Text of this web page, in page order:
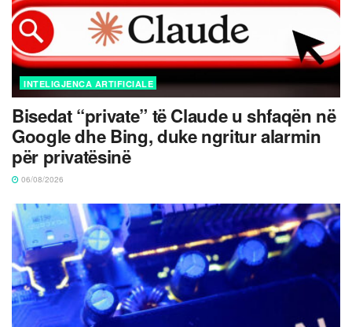
INTELIGJENCA ARTIFICIALE
Bisedat “private” të Claude u shfaqën në
Google dhe Bing, duke ngritur alarmin
për privatësinë
06/08/2026